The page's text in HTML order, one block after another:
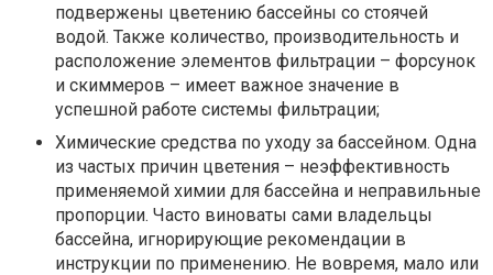
подвержены цветению бассейны со стоячей
водой. Также количество, производительность и
расположение элементов фильтрации – форсунок
и скиммеров – имеет важное значение в
успешной работе системы фильтрации;
Химические средства по уходу за бассейном. Одна
из частых причин цветения – неэффективность
применяемой химии для бассейна и неправильные
пропорции. Часто виноваты сами владельцы
бассейна, игнорирующие рекомендации в
инструкции по применению. Не вовремя, мало или